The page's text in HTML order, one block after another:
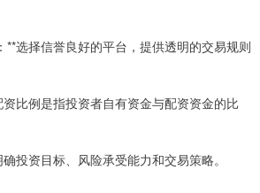
**选择信誉良好的平台，提供透明的交易规则
比例是指投资者自有资金与配资资金的比
投资目标、风险承受能力和交易策略。